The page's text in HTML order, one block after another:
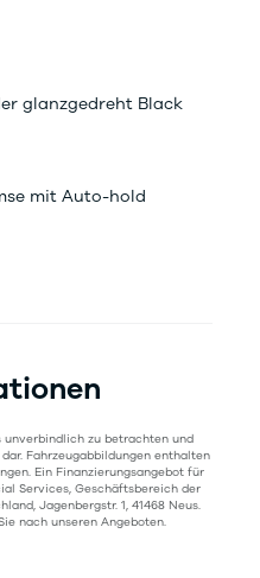
glanzgedreht Black
mit Auto-hold
unverbindlich zu betrachten und
Fahrzeugabbildungen enthalten
Ein Finanzierungsangebot für
Services, Geschäftsbereich der
Jagenbergstr. 1, 41468 Neus.
nach unseren Angeboten.